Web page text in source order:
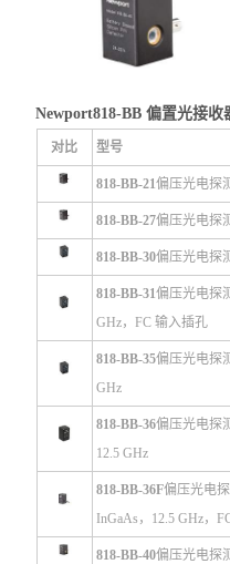
Newport818-BB 偏置光接收
对比 型号
818-BB-21偏压光电探
818-BB-27偏压光电探
818-BB-30偏压光电探
818-BB-31偏压光电探
GHz，FC 输入插孔
818-BB-35偏压光电探
GHz
818-BB-36偏压光电探
12.5 GHz
818-BB-36F偏压光电
InGaAs，12.5 GHz，
818-BB-40偏压光电探